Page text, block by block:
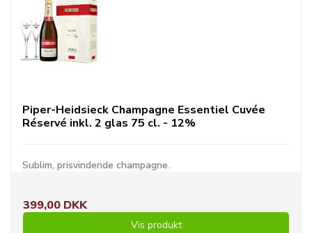
Piper-Heidsieck Champagne Essentiel Cuvée
Réservé inkl. 2 glas 75 cl. - 12%
Sublim, prisvindende champagne.
399,00 DKK
Vis produkt